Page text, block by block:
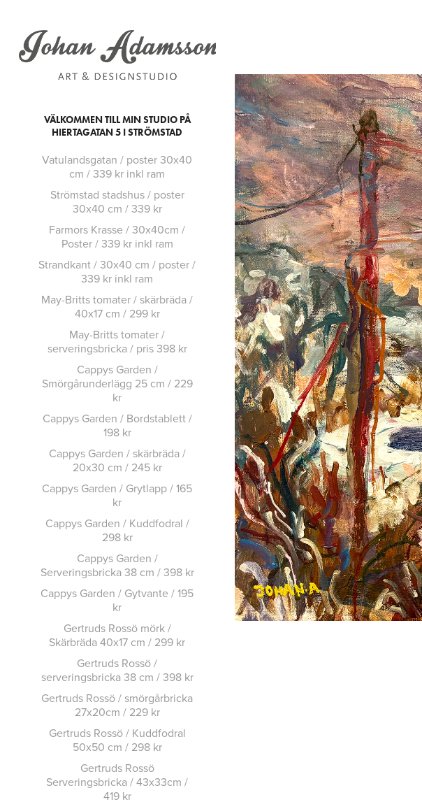
VÄLKOMMEN TILL MIN STUDIO PÅ
HIERTAGATAN 5 I STRÖMSTAD
Vatulandsgatan / poster 30x40
cm / 339 kr inkl ram
Strömstad stadshus / poster
30x40 cm / 339 kr
Farmors Krasse / 30x40cm /
Poster / 339 kr inkl ram
Strandkant / 30x40 cm / poster /
339 kr inkl ram
May-Britts tomater / skärbräda /
40x17 cm / 299 kr
May-Britts tomater /
serveringsbricka / pris 398 kr
Cappys Garden /
Smörgårunderlägg 25 cm / 229
kr
Cappys Garden / Bordstablett /
198 kr
Cappys Garden / skärbräda /
20x30 cm / 245 kr
Cappys Garden / Grytlapp / 165
kr
Cappys Garden / Kuddfodral /
298 kr
Cappys Garden /
Serveringsbricka 38 cm / 398 kr
Cappys Garden / Gytvante / 195
kr
Gertruds Rossö mörk /
Skärbräda 40x17 cm / 299 kr
Gertruds Rossö /
serveringsbricka 38 cm / 398 kr
Gertruds Rossö / smörgårbricka
27x20cm / 229 kr
Gertruds Rossö / Kuddfodral
50x50 cm / 298 kr
Gertruds Rossö
Serveringsbricka / 43x33cm /
419 kr